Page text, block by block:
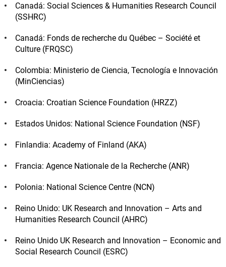
Canadá: Social Sciences & Humanities Research Council
(SSHRC)
Canadá: Fonds de recherche du Québec – Société et
Culture (FRQSC)
Colombia: Ministerio de Ciencia, Tecnología e Innovación
(MinCiencias)
Croacia: Croatian Science Foundation (HRZZ)
Estados Unidos: National Science Foundation (NSF)
Finlandia: Academy of Finland (AKA)
Francia: Agence Nationale de la Recherche (ANR)
Polonia: National Science Centre (NCN)
Reino Unido: UK Research and Innovation – Arts and
Humanities Research Council (AHRC)
Reino Unido UK Research and Innovation – Economic and
Social Research Council (ESRC)